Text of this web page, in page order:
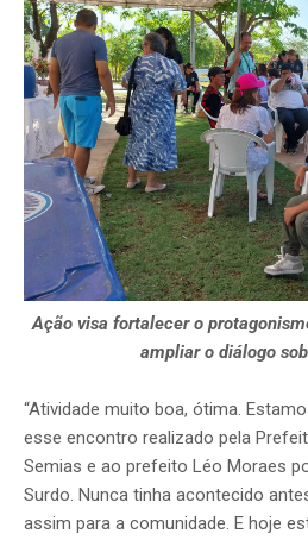
Ação visa fortalecer o
ampliar o diálogo
“Atividade muito boa, ótima.
esse encontro realizado pela
Semias e ao prefeito Léo Moraes
Surdo. Nunca tinha acontecido
assim para a comunidade. E hoje